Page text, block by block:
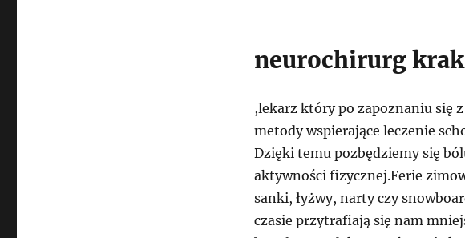
neurochirurg
,lekarz który po zapoznaniu się
metody wspierające leczenie
Dzięki temu pozbędziemy się
aktywności fizycznej.Ferie
sanki, łyżwy, narty czy
czasie przytrafiają się nam